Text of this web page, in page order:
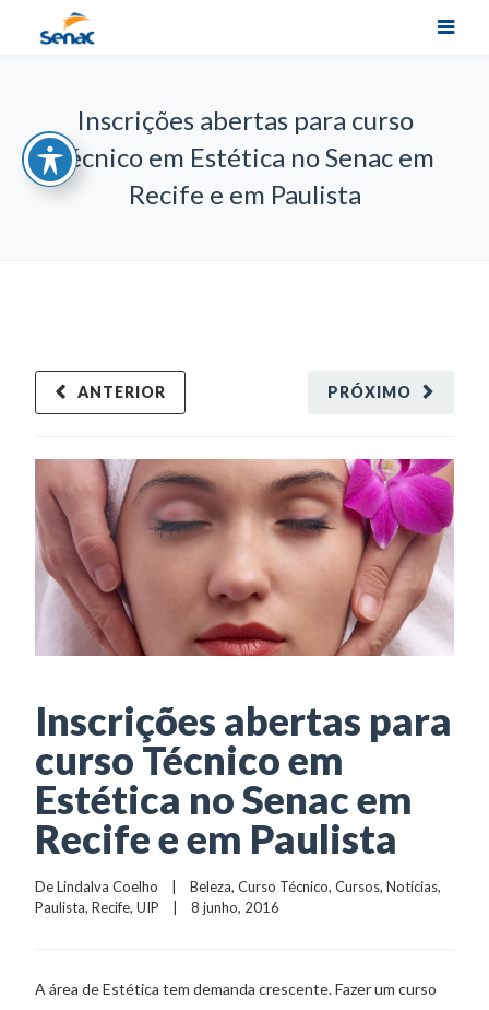
Inscrições abertas para curso
Técnico em Estética no Senac em
Recife e em Paulista
PRÓXIMO
ANTERIOR
Inscrições abertas para
curso Técnico em
Estética no Senac em
Recife e em Paulista
De Lindalva Coelho
    |
Beleza, Curso Técnico, Cursos, Notícias
Paulista, Recife, UIP
    |    8 junho, 2016
A área de Estética tem demanda crescente. Fazer um curso